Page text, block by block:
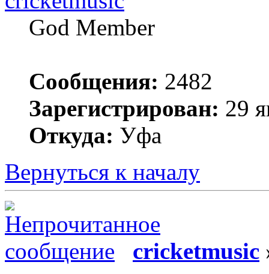
God Member
Сообщения: 2482
Зарегистрирован: 29
Откуда: Уфа
Вернуться к началу
cricketmusic